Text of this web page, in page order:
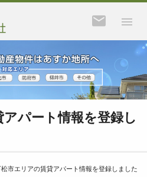
パート情報を登録し
松市エリアの賃貸アパート情報を登録しました